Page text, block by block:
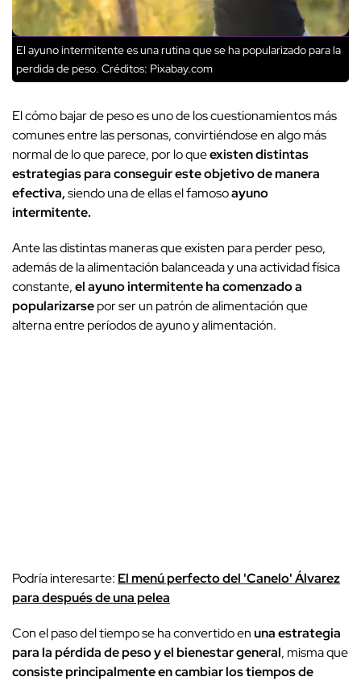
El ayuno intermitente es una rutina que se ha popularizado para la
perdida de peso. Créditos: Pixabay.com
El cómo bajar de peso es uno de los cuestionamientos más
comunes entre las personas, convirtiéndose en algo más
normal de lo que parece, por lo queexisten distintas
estrategias para conseguir este objetivo de manera
efectiva,siendo una de ellas el famosoayuno
intermitente.
Ante las distintas maneras que existen para perder peso,
además de la alimentación balanceada y una actividad física
constante,el ayuno intermitente ha comenzado a
popularizarsepor ser un patrón de alimentación que
alterna entre períodos de ayuno y alimentación.
Podría interesarte: El menú perfecto del 'Canelo' Álvarez
para después de una pelea
Con el paso del tiempo se ha convertido enuna estrategia
para la pérdida de peso y el bienestar general, misma que
consiste principalmente en cambiar los tiempos de